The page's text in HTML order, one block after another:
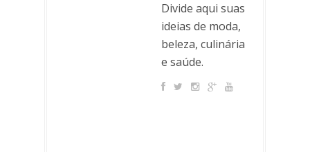
Divide aqui suas
ideias de moda,
beleza, culinária
e saúde.